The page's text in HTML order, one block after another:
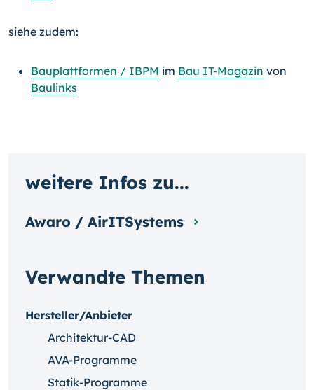
siehe zudem:
Bauplattformen / IBPM im Bau IT-Magazin von
Baulinks
Verwandte Themen
Hersteller/Anbieter
Architektur-CAD
AVA-Programme
Statik-Programme
weitere Infos zu...
Awaro / AirITSystems